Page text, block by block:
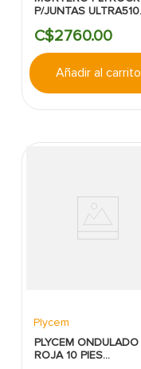
P/JUNTAS ULTRA510
C$2760.00
Añadir al carrito
Plycem
PLYCEM ONDULADO
ROJA 10 PIES